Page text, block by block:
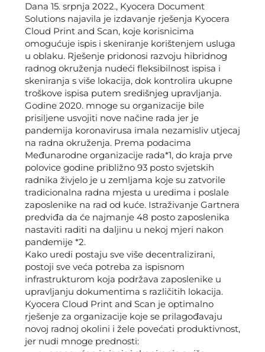
Dana 15. srpnja 2022., Kyocera Document
Solutions najavila je izdavanje rješenja Kyocera
Cloud Print and Scan, koje korisnicima
omogućuje ispis i skeniranje korištenjem usluga
u oblaku. Rješenje pridonosi razvoju hibridnog
radnog okruženja nudeći fleksibilnost ispisa i
skeniranja s više lokacija, dok kontrolira ukupne
troškove ispisa putem središnjeg upravljanja.
Godine 2020. mnoge su organizacije bile
prisiljene usvojiti nove načine rada jer je
pandemija koronavirusa imala nezamisliv utjecaj
na radna okruženja. Prema podacima
Međunarodne organizacije rada*1, do kraja prve
polovice godine približno 93 posto svjetskih
radnika živjelo je u zemljama koje su zatvorile
tradicionalna radna mjesta u uredima i poslale
zaposlenike na rad od kuće. Istraživanje Gartnera
predviđa da će najmanje 48 posto zaposlenika
nastaviti raditi na daljinu u nekoj mjeri nakon
pandemije *2.
Kako uredi postaju sve više decentralizirani,
postoji sve veća potreba za ispisnom
infrastrukturom koja podržava zaposlenike u
upravljanju dokumentima s različitih lokacija.
Kyocera Cloud Print and Scan je optimalno
rješenje za organizacije koje se prilagođavaju
novoj radnoj okolini i žele povećati produktivnost,
jer nudi mnoge prednosti: